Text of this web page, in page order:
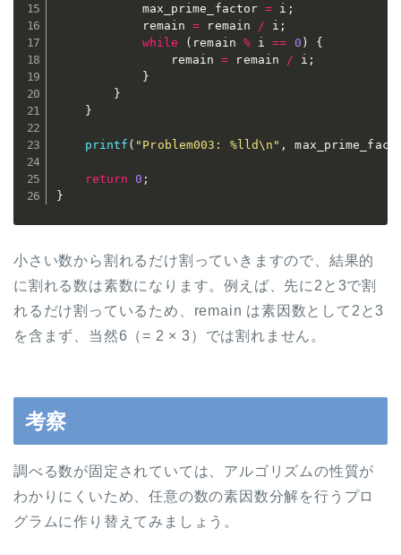
			max_prime_factor
= i ;
			remain
= remain / i ;
while
( remain % i == 0 )
{
				remain
= remain / i ;
}
}
}
printf ( "Problem003: %lld\n" ,
return 0 ;
}
小さい数から割れるだけ割っていきますので、結果的
に割れる数は素数になります。例えば、先に2と3で割
れるだけ割っているため、remain は素因数として2と3
を含まず、当然6（= 2 × 3）では割れません。
考察
調べる数が固定されていては、アルゴリズムの性質が
わかりにくいため、任意の数の素因数分解を行うプロ
グラムに作り替えてみましょう。